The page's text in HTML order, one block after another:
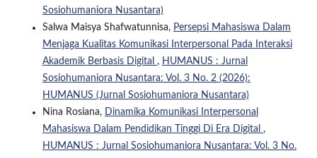
Sosiohumaniora Nusantara)
Salwa Maisya Shafwatunnisa, Persepsi Mahasiswa Dalam
Menjaga Kualitas Komunikasi Interpersonal Pada Interaksi
Akademik Berbasis Digital , HUMANUS : Jurnal
Sosiohumaniora Nusantara: Vol. 3 No. 2 (2026):
HUMANUS (Jurnal Sosiohumaniora Nusantara)
Nina Rosiana, Dinamika Komunikasi Interpersonal
Mahasiswa Dalam Pendidikan Tinggi Di Era Digital ,
HUMANUS : Jurnal Sosiohumaniora Nusantara: Vol. 3 No.